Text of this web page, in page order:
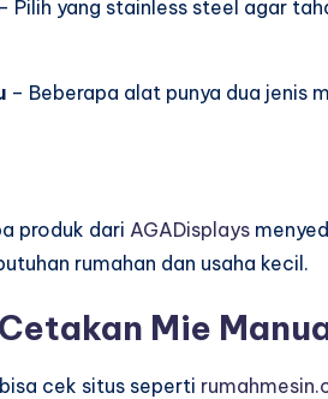
– Pilih yang stainless steel agar
– Beberapa alat punya dua jenis
produk dari AGADisplays
rumahan dan usaha kecil.
Mie
cek situs seperti